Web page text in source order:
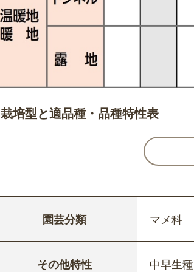
栽培型と適品種・品種特性表
園芸分類 マメ科
その他特性 中早生種